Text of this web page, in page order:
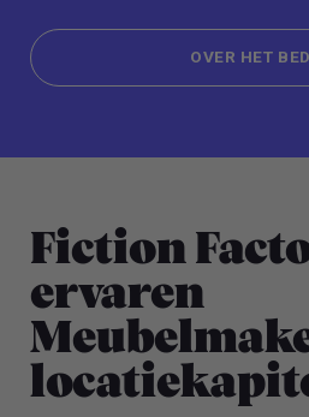
administratieve medewerkers,
nerds dus.
OVER HET
Fiction
ervaren